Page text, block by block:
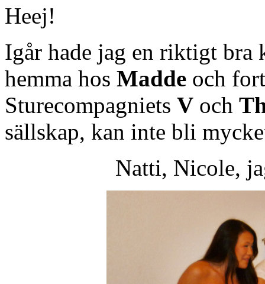
Heej!
Igår hade jag en riktigt bra
hemma hos Madde och
Sturecompagniets V och
sällskap, kan inte bli
Natti, Nicole,